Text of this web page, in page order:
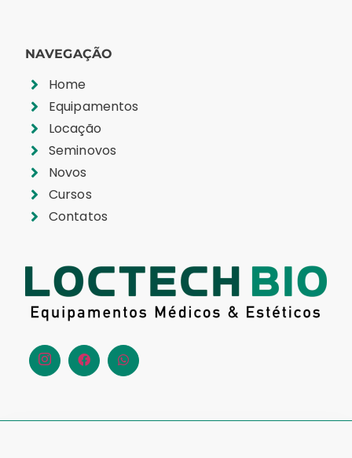
NAVEGAÇÃO
Home
Equipamentos
Locação
Seminovos
Novos
Cursos
Contatos